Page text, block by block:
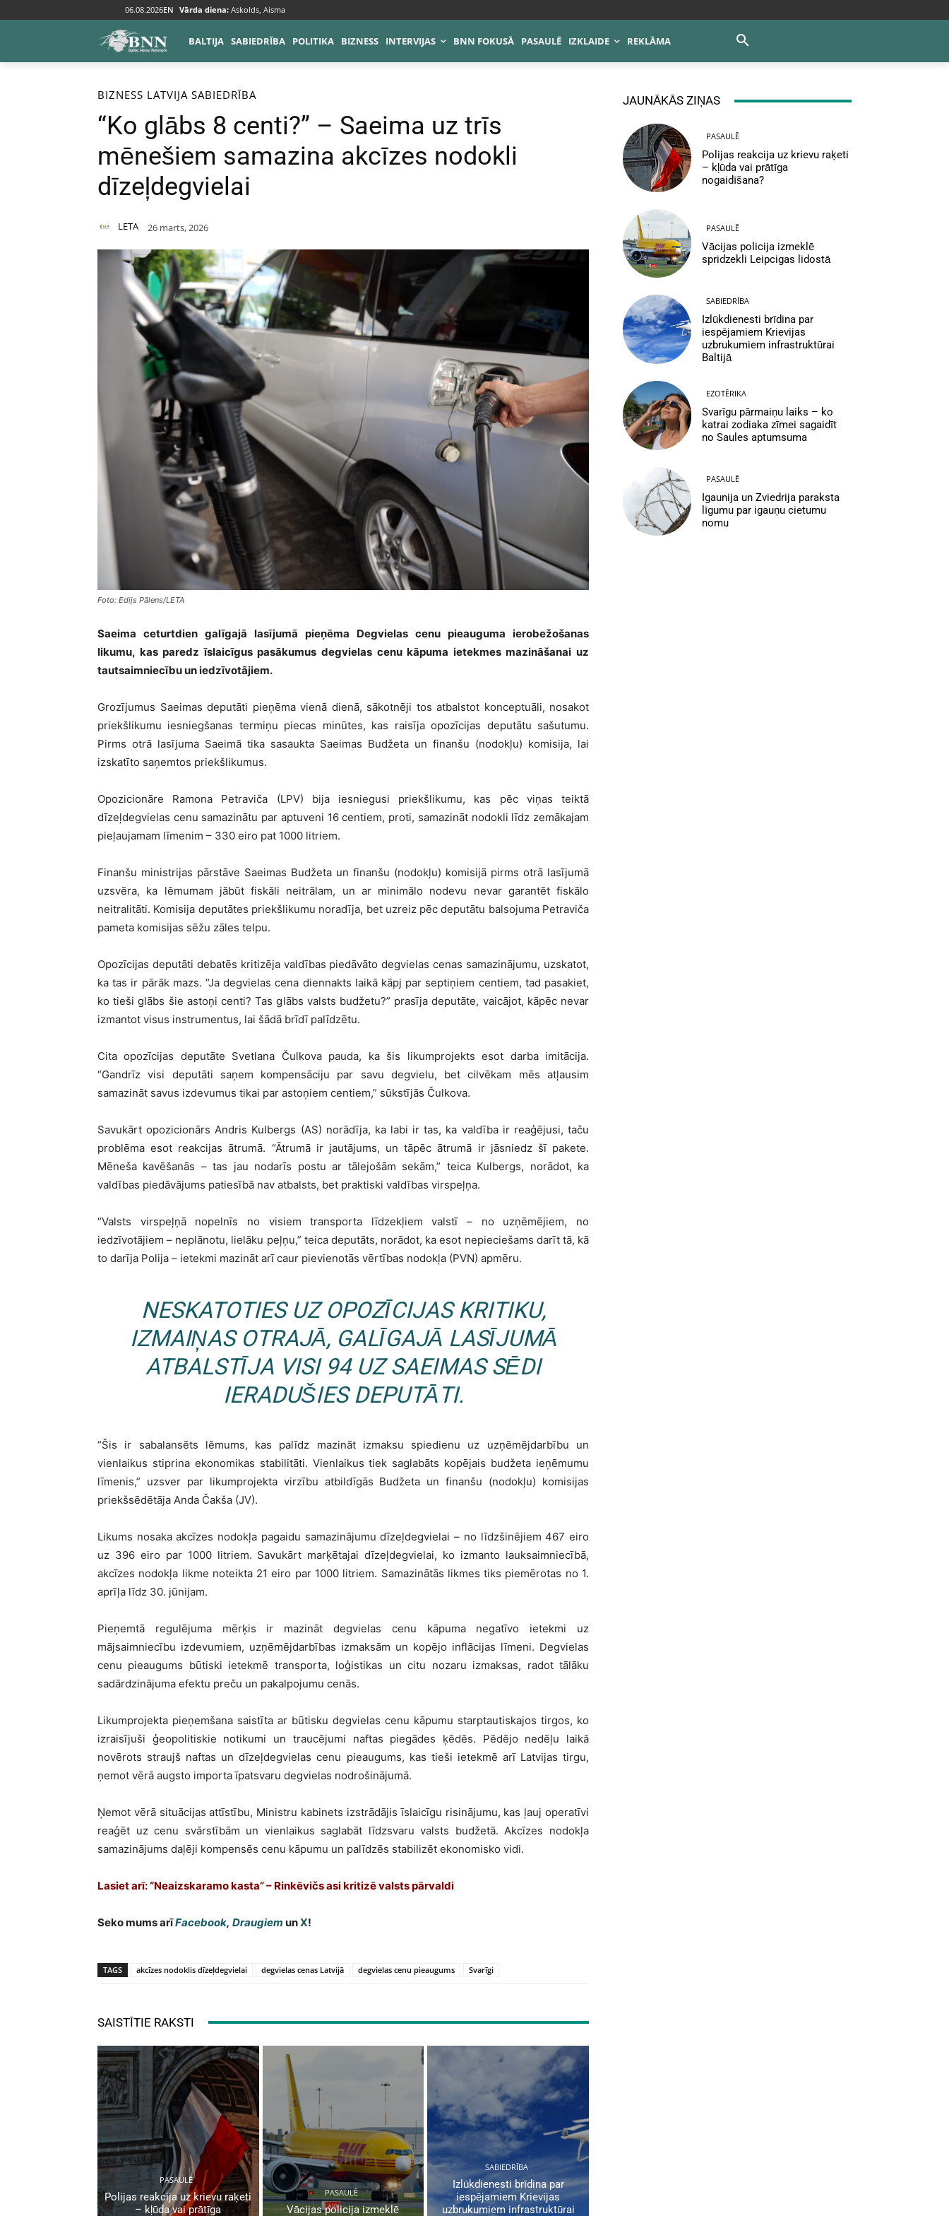
06.08.2026EN Vārda diena: Askolds, Aisma
BALTIJA SABIEDRĪBA POLITIKA BIZNESS INTERVIJAS BNN FOKUSĀ PASAULĒ IZKLAIDE REKLĀMA
Sākums Bizness
BIZNESS LATVIJA SABIEDRĪBA
“Ko glābs 8 centi?” – Saeima uz trīs
mēnešiem samazina akcīzes nodokli
dīzeļdegvielai
LETA 26 marts, 2026
Foto: Edijs Pālens/LETA
Saeima ceturtdien galīgajā lasījumā pieņēma Degvielas cenu pieauguma ierobežošanas
likumu, kas paredz īslaicīgus pasākumus degvielas cenu kāpuma ietekmes mazināšanai uz
tautsaimniecību un iedzīvotājiem.
Grozījumus Saeimas deputāti pieņēma vienā dienā, sākotnēji tos atbalstot konceptuāli, nosakot
priekšlikumu iesniegšanas termiņu piecas minūtes, kas raisīja opozīcijas deputātu sašutumu.
Pirms otrā lasījuma Saeimā tika sasaukta Saeimas Budžeta un finanšu (nodokļu) komisija, lai
izskatīto saņemtos priekšlikumus.
Opozicionāre Ramona Petraviča (LPV) bija iesniegusi priekšlikumu, kas pēc viņas teiktā
dīzeļdegvielas cenu samazinātu par aptuveni 16 centiem, proti, samazināt nodokli līdz zemākajam
pieļaujamam līmenim – 330 eiro pat 1000 litriem.
Finanšu ministrijas pārstāve Saeimas Budžeta un finanšu (nodokļu) komisijā pirms otrā lasījumā
uzsvēra, ka lēmumam jābūt fiskāli neitrālam, un ar minimālo nodevu nevar garantēt fiskālo
neitralitāti. Komisija deputātes priekšlikumu noradīja, bet uzreiz pēc deputātu balsojuma Petraviča
pameta komisijas sēžu zāles telpu.
Opozīcijas deputāti debatēs kritizēja valdības piedāvāto degvielas cenas samazinājumu, uzskatot,
ka tas ir pārāk mazs. “Ja degvielas cena diennakts laikā kāpj par septiņiem centiem, tad pasakiet,
ko tieši glābs šie astoņi centi? Tas glābs valsts budžetu?” prasīja deputāte, vaicājot, kāpēc nevar
izmantot visus instrumentus, lai šādā brīdī palīdzētu.
Cita opozīcijas deputāte Svetlana Čulkova pauda, ka šis likumprojekts esot darba imitācija.
“Gandrīz visi deputāti saņem kompensāciju par savu degvielu, bet cilvēkam mēs atļausim
samazināt savus izdevumus tikai par astoņiem centiem,” sūkstījās Čulkova.
Savukārt opozicionārs Andris Kulbergs (AS) norādīja, ka labi ir tas, ka valdība ir reaģējusi, taču
problēma esot reakcijas ātrumā. “Ātrumā ir jautājums, un tāpēc ātrumā ir jāsniedz šī pakete.
Mēneša kavēšanās – tas jau nodarīs postu ar tālejošām sekām,” teica Kulbergs, norādot, ka
valdības piedāvājums patiesībā nav atbalsts, bet praktiski valdības virspeļņa.
“Valsts virspeļņā nopelnīs no visiem transporta līdzekļiem valstī – no uzņēmējiem, no
iedzīvotājiem – neplānotu, lielāku peļņu,” teica deputāts, norādot, ka esot nepieciešams darīt tā, kā
to darīja Polija – ietekmi mazināt arī caur pievienotās vērtības nodokļa (PVN) apmēru.
NESKATOTIES UZ OPOZĪCIJAS KRITIKU,
IZMAIŅAS OTRAJĀ, GALĪGAJĀ LASĪJUMĀ
ATBALSTĪJA VISI 94 UZ SAEIMAS SĒDI
IERADUŠIES DEPUTĀTI.
“Šis ir sabalansēts lēmums, kas palīdz mazināt izmaksu spiedienu uz uzņēmējdarbību un
vienlaikus stiprina ekonomikas stabilitāti. Vienlaikus tiek saglabāts kopējais budžeta ieņēmumu
līmenis,” uzsver par likumprojekta virzību atbildīgās Budžeta un finanšu (nodokļu) komisijas
priekšsēdētāja Anda Čakša (JV).
Likums nosaka akcīzes nodokļa pagaidu samazinājumu dīzeļdegvielai – no līdzšinējiem 467 eiro
uz 396 eiro par 1000 litriem. Savukārt marķētajai dīzeļdegvielai, ko izmanto lauksaimniecībā,
akcīzes nodokļa likme noteikta 21 eiro par 1000 litriem. Samazinātās likmes tiks piemērotas no 1.
aprīļa līdz 30. jūnijam.
Pieņemtā regulējuma mērķis ir mazināt degvielas cenu kāpuma negatīvo ietekmi uz
mājsaimniecību izdevumiem, uzņēmējdarbības izmaksām un kopējo inflācijas līmeni. Degvielas
cenu pieaugums būtiski ietekmē transporta, loģistikas un citu nozaru izmaksas, radot tālāku
sadārdzinājuma efektu preču un pakalpojumu cenās.
Likumprojekta pieņemšana saistīta ar būtisku degvielas cenu kāpumu starptautiskajos tirgos, ko
izraisījuši ģeopolitiskie notikumi un traucējumi naftas piegādes ķēdēs. Pēdējo nedēļu laikā
novērots straujš naftas un dīzeļdegvielas cenu pieaugums, kas tieši ietekmē arī Latvijas tirgu,
ņemot vērā augsto importa īpatsvaru degvielas nodrošinājumā.
Ņemot vērā situācijas attīstību, Ministru kabinets izstrādājis īslaicīgu risinājumu, kas ļauj operatīvi
reaģēt uz cenu svārstībām un vienlaikus saglabāt līdzsvaru valsts budžetā. Akcīzes nodokļa
samazinājums daļēji kompensēs cenu kāpumu un palīdzēs stabilizēt ekonomisko vidi.
Lasiet arī: “Neaizskaramo kasta” – Rinkēvičs asi kritizē valsts pārvaldi
Seko mums arīFacebook, Draugiem unX!
TAGS akcīzes nodoklis dīzeļdegvielai degvielas cenas Latvijā degvielas cenu pieaugums Svarīgi
SAISTĪTIE RAKSTI
PASAULĒ
Polijas reakcija uz krievu raķeti
– kļūda vai prātīga
PASAULĒ
Vācijas policija izmeklē
SABIEDRĪBA
Izlūkdienesti brīdina par
iespējamiem Krievijas
uzbrukumiem infrastruktūrai
JAUNĀKĀS ZIŅAS
PASAULĒ
Polijas reakcija uz krievu raķeti
– kļūda vai prātīga
nogaidīšana?
PASAULĒ
Vācijas policija izmeklē
spridzekli Leipcigas lidostā
SABIEDRĪBA
Izlūkdienesti brīdina par
iespējamiem Krievijas
uzbrukumiem infrastruktūrai
Baltijā
EZOTĒRIKA
Svarīgu pārmaiņu laiks – ko
katrai zodiaka zīmei sagaidīt
no Saules aptumsuma
PASAULĒ
Igaunija un Zviedrija paraksta
līgumu par igauņu cietumu
nomu